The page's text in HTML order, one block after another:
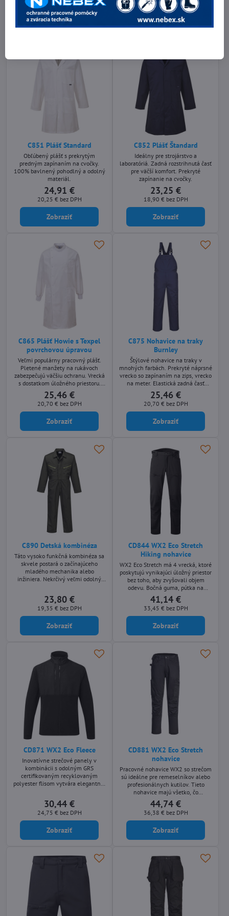
25,43 €bez DPH
Zobraziť
26,93 €bez DPH
Zobraziť
C851 Plášť Standard
Obľúbený plášť s prekrytým
predným zapínaním na cvočky.
100% bavlnený pohodlný a odolný
materiál.
24,91 €
20,25 € bez DPH
Zobraziť
C852 Plášť Štandard
Ideálny pre strojárstvo a
laboratóriá. Zadná rozstrihnutá časť
pre väčší komfort. Prekryté
zapínanie na cvočky.
23,25 €
18,90 € bez DPH
Zobraziť
C865 Plášť Howie s Texpel
povrchovou úpravou
Veľmi populárny pracovný plášť.
Pletené manžety na rukávoch
zabezpečujú väčšiu ochranu. Vrecká
s dostatkom úložného priestoru.
Ľahko prístupné náprsné vrecko.
25,46 €
20,70 € bez DPH
Zobraziť
C875 Nohavice na traky
Burnley
Štýlové nohavice na traky v
mnohých farbách. Prekryté náprsné
vrecko so zapínaním na zips, vrecko
na meter. Elastická zadná časť
zabezpečuje celodenný komfort.
25,46 €
20,70 € bez DPH
Zobraziť
C890 Detská kombinéza
Táto vysoko funkčná kombinéza sa
skvele postará o začínajúceho
mladého mechanika alebo
inžiniera. Nekrčivý veľmi odolný
úložné možnosti, zatiaľ čo
celodenné pohodlie poskytuje
bočná guma a akčný chrbát.
23,80 €
19,35 € bez DPH
Zobraziť
CD844 WX2 Eco Stretch
Hiking nohavice
WX2 Eco Stretch má 4 vrecká, ktoré
poskytujú vynikajúci úložný priestor
bez toho, aby zvyšovali objem
odevu. Bočná guma, pútka na
nastavenie suchého zipsu v páse,
nastaviteľný lem na cvočky a 4-
smerný streč ponúkajú vynikajúce
pohodlie a funkcie v týchto
pracovných nohaviciach
vyrobených z recyklovaného
41,14 €
33,45 € bez DPH
Zobraziť
CD871 WX2 Eco Fleece
Inovatívne strečové panely v
kombinácii s odolným GRS
certifikovaným recyklovaným
polyester flisom vytvára elegantnú,
30,44 €
24,75 € bez DPH
Zobraziť
CD881 WX2 Eco Stretch
nohavice
Pracovné nohavice WX2 so strečom
sú ideálne pre remeselníkov alebo
profesionálnych kutilov. Tieto
nohavice majú všetko, čo
potrebujete, s ventiláciou na zips na
zadnej strane nohavíc a vreckami
na chrániče kolien.
44,74 €
36,38 € bez DPH
Zobraziť